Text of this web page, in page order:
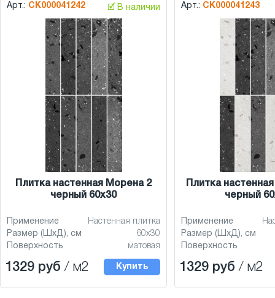
Арт.: СК000041242 🗹 В наличии
Плитка настенная Морена 2
черный 60x30
Применение
Настенная плитка
Размер (ШхД), см
60x30
Поверхность
матовая
1329 руб / м2 Купить
Арт.: СК000041243
Плитка
черный
Применение
Размер (ШхД), см
Поверхность
1329 руб / м2